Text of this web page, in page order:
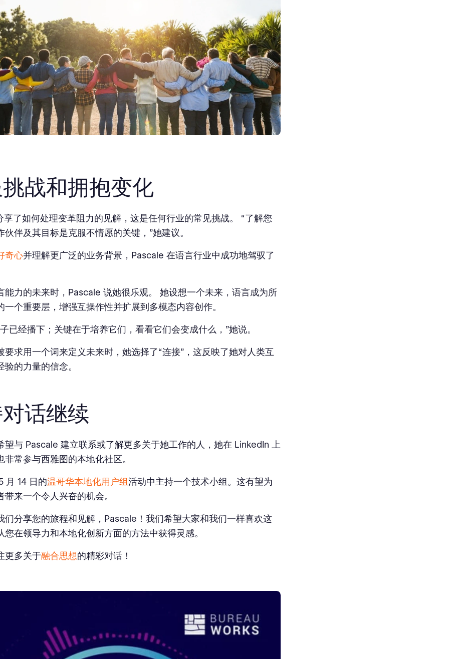
战和拥抱变化
享了如何处理变革阻力的见解，这是任何行业的常见挑战。 “了解您
伙伴及其目标是克服不情愿的关键，”她建议。
奇心并理解更广泛的业务背景，Pascale 在语言行业中成功地驾驭了
能力的未来时，Pascale 说她很乐观。 她设想一个未来，语言成为所
一个重要层，增强互操作性并扩展到多模态内容创作。
已经播下；关键在于培养它们，看看它们会变成什么，”她说。
要求用一个词来定义未来时，她选择了“连接”，这反映了她对人类互
验的力量的信念。
话继续
望与 Pascale 建立联系或了解更多关于她工作的人，她在 LinkedIn 上
非常参与西雅图的本地化社区。
月 14 日的温哥华本地化用户组活动中主持一个技术小组。这有望为
带来一个令人兴奋的机会。
们分享您的旅程和见解，Pascale！我们希望大家和我们一样喜欢这
您在领导力和本地化创新方面的方法中获得灵感。
更多关于融合思想的精彩对话！